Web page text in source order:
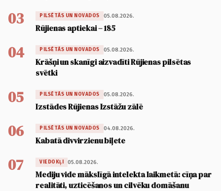
03 PILSĒTĀS UN NOVADOS 05.08.2026.
Rūjienas aptiekai – 185
04 PILSĒTĀS UN NOVADOS 05.08.2026.
Krāšņi un skanīgi aizvadīti Rūjienas pilsētas
svētki
05 PILSĒTĀS UN NOVADOS 05.08.2026.
Izstādes Rūjienas Izstāžu zālē
06 PILSĒTĀS UN NOVADOS 04.08.2026.
Kabatā divvirzienu biļete
07 VIEDOKĻI 05.08.2026.
Mediju vide mākslīgā intelekta laikmetā: cīņa par
realitāti, uzticēšanos un cilvēku domāšanu